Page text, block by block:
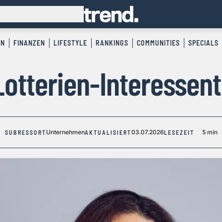
FINANZEN LIFESTYLE RANKINGS COMMUNITIES SPECIALS
SUBRESSORT UnternehmenAKTUALISIERT03.07.2026LESEZEIT 5 min